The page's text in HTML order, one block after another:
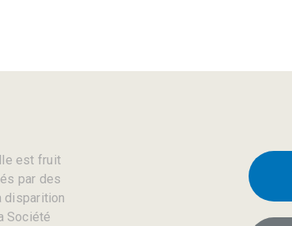
est fruit
par des
disparition
Société